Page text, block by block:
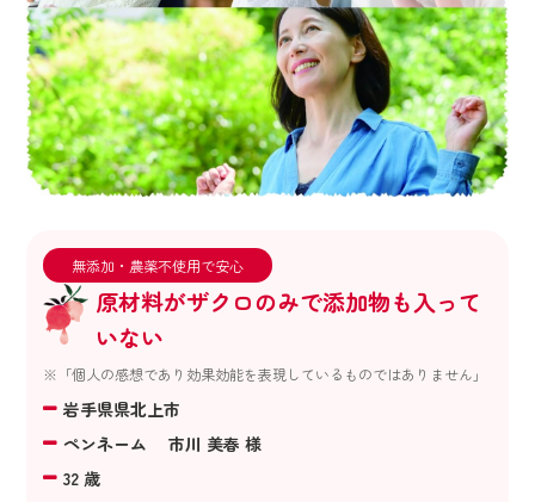
無添加・農薬不使用で安心
原材料がザクロのみで添加物も入って
いない
※「個人の感想であり効果効能を表現しているものではありません」
岩手県県北上市
ペンネーム 市川 美春 様
32 歳